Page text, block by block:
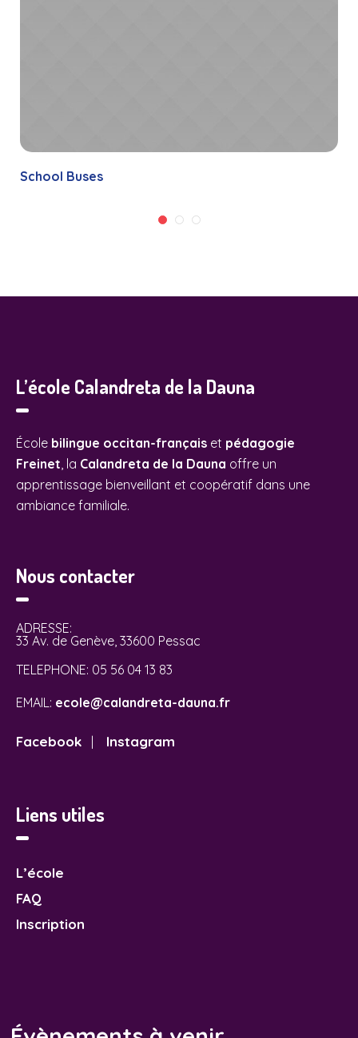
School Buses
L’école Calandreta de la Dauna
École bilingue occitan-français et pédagogie
Freinet , la Calandreta de la Dauna offre un
apprentissage bienveillant et coopératif dans une
ambiance familiale.
Nous contacter
ADRESSE:
33 Av. de Genève, 33600 Pessac
TELEPHONE: 05 56 04 13 83
EMAIL: ecole@calandreta-dauna.fr
Facebook | Instagram
Liens utiles
L’école
FAQ
Inscription